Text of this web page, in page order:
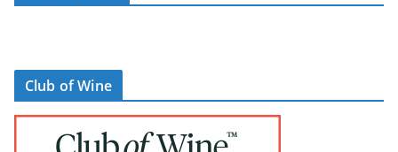
Club of Wine